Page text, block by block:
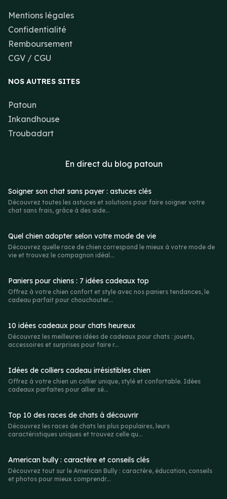
Mentions légales
Confidentialité
Remboursement
CGV / CGU
NOS AUTRES SITES
Patoun
Inkandhouse
Troubadart
En direct du blog patoun
Soigner son chat sans payer : astuces clés
Découvrez toutes les astuces et solutions pour faire soigner votre
chat sans frais, grâce à des aide...
Quel chien adopter selon votre mode de vie
Découvrez quelle race de chien correspond le mieux à votre mode de
vie et trouvez le compagnon idéal...
Paniers pour chiens : 7 idées cadeaux top
Offrez à votre chien confort et style avec nos paniers tendances, le
cadeau parfait pour chouchouter...
10 idées cadeaux pour chats heureux
Découvrez les meilleures idées de cadeaux pour chats : jouets,
accessoires et surprises pour faire r...
Idées de colliers cadeau irrésistibles chien
Offrez à votre chien un collier unique, stylé et confortable. Idées
cadeaux parfaites pour allier sé...
Top 10 des races de chats à découvrir
Découvrez les races de chats les plus populaires, leurs
caractéristiques uniques et trouvez celle qu...
American bully : caractère et conseils clés
Découvrez tout sur le American Bully : caractère, éducation, conseils
et photos pour mieux comprendr...